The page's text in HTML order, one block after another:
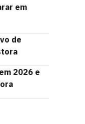
em
de
2026 e